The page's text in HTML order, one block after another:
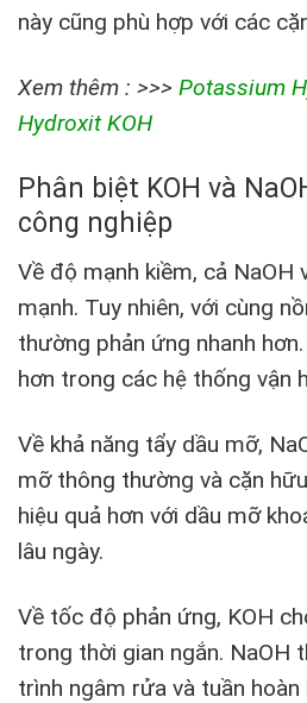
này cũng phù hợp với các
Xem thêm : >>> Potassium
Hydroxit KOH
Phân biệt KOH và
công nghiệp
Về độ mạnh kiềm, cả NaOH
mạnh. Tuy nhiên, với cùng
thường phản ứng nhanh
hơn trong các hệ thống vận
Về khả năng tẩy dầu mỡ,
mỡ thông thường và cặn
hiệu quả hơn với dầu mỡ
lâu ngày.
Về tốc độ phản ứng, KOH
trong thời gian ngắn. NaOH
trình ngâm rửa và tuần hoàn